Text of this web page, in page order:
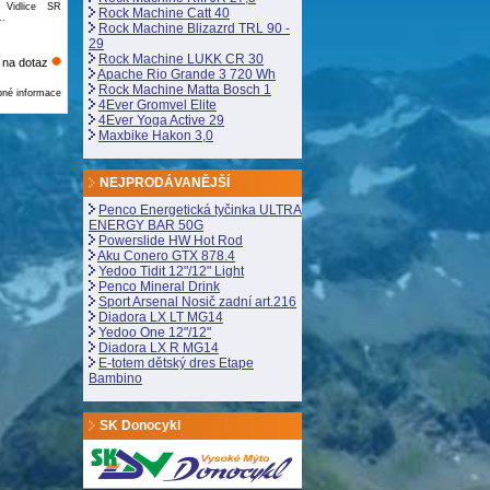
SR
na dotaz
informace
Rock Machine Catt 40
Rock Machine Blizazrd TRL 90 -
29
Rock Machine LUKK CR 30
Apache Rio Grande 3 720 Wh
Rock Machine Matta Bosch 1
4Ever Gromvel Elite
4Ever Yoga Active 29
Maxbike Hakon 3,0
NEJPRODÁVANĚJŠÍ
Penco Energetická tyčinka ULTRA
ENERGY BAR 50G
Powerslide HW Hot Rod
Aku Conero GTX 878.4
Yedoo Tidit 12"/12" Light
Penco Mineral Drink
Sport Arsenal Nosič zadní art.216
Diadora LX LT MG14
Yedoo One 12"/12"
Diadora LX R MG14
E-totem dětský dres Etape
Bambino
SK Donocykl